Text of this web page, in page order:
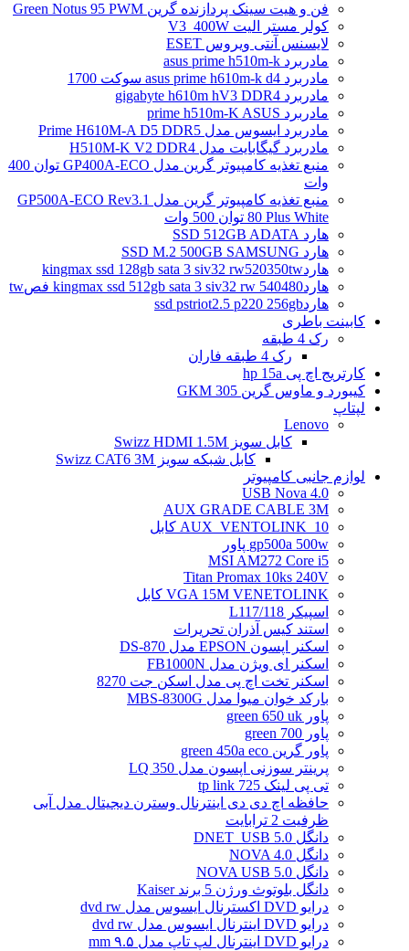
فن و هیت سینک پردازنده گرین Green Notus 95 PWM
کولر مستر الیت V3_400W
لایسنس آنتی ویروس ESET
مادربرد asus prime h510m-k
مادربرد asus prime h610m-k d4 سوکت 1700
مادربرد gigabyte h610m hV3 DDR4
مادربرد prime h510m-K ASUS
مادربرد ایسوس مدل Prime H610M-A D5 DDR5
مادربرد گیگابایت مدل H510M-K V2 DDR4
منبع تغذیه کامپیوتر گرین مدل GP400A-ECO توان 400
وات
منبع تغذیه کامپیوتر گرین مدل GP500A-ECO Rev3.1
80 Plus White توان 500 وات
هارد SSD 512GB ADATA
هارد SSD M.2 500GB SAMSUNG
هاردkingmax ssd 128gb sata 3 siv32 rw520350tw
هاردkingmax ssd 512gb sata 3 siv32 rw 540480 فصtw
هاردssd pstriot2.5 p220 256gb
کابینت باطری
رک 4 طبقه
رک 4 طبقه فاران
کارتریج اچ پی hp 15a
کیبورد و ماوس گرین GKM 305
لپتاپ
Lenovo
کابل سویز Swizz HDMI 1.5M
کابل شبکه سویز Swizz CAT6 3M
لوازم جانبی کامپیوتر
4.0 USB Nova
AUX GRADE CABLE 3M
AUX_VENTOLINK_10 کابل
gp500a 500w پاور
MSI AM272 Core i5
Titan Promax 10ks 240V
VGA 15M VENETOLINK کابل
اسپیکر L117/118
استند کیس آذران تحریرات
اسکنر اپسون EPSON مدل DS-870
اسکنر ای ویژن مدل FB1000N
اسکنر تخت اچ پی مدل اسکن جت 8270
بارکد خوان میوا مدل MBS-8300G
پاور green 650 uk
پاور green 700
پاور گرین green 450a eco
پرینتر سوزنی اپسون مدل LQ 350
تی پی لینک tp link 725
حافظه اچ دی دی اینترنال وسترن دیجیتال مدل آبی
ظرفیت 2 ترابایت
دانگل DNET_USB 5.0
دانگل NOVA 4.0
دانگل NOVA USB 5.0
دانگل بلوتوث ورژن 5 برند Kaiser
درایو DVD اکسترنال ایسوس مدل dvd rw
درایو DVD اینترنال ایسوس مدل dvd rw
درایو DVD اینترنال لپ تاپ مدل ۹.۵ mm